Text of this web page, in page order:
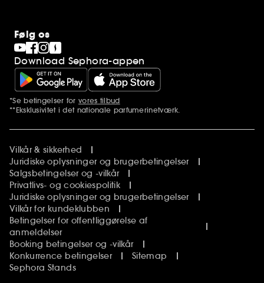
Følg os
Download Sephora-appen
Yderligere bemærkninger
*Se betingelser for vores tilbud
**Eksklusivitet i det nationale parfumerinetværk.
Vilkår & sikkerhed
Juridiske oplysninger og brugerbetingelser
Salgsbetingelser og -vilkår
Privatlivs- og cookiespolitik
Juridiske oplysninger og brugerbetingelser
Vilkår for kundeklubben
Betingelser for offentliggørelse af
anmeldelser
Booking betingelser og -vilkår
Konkurrence betingelser
Sitemap
Sephora Stands